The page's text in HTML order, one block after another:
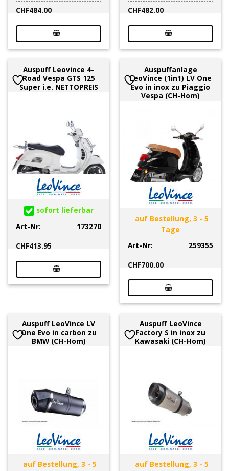
CHF484.00 CHF482.00
Auspuff Leovince 4-
Road Vespa GTS 125
Super i.e. NETTOPREIS
sofort lieferbar
Art-Nr:
173270
CHF413.95
Auspuffanlage
LeoVince (1in1) LV One
Evo in inox zu Piaggio
Vespa (CH-Hom)
auf Bestellung, 3 - 5
Tage
Art-Nr:
259355
CHF700.00
Auspuff LeoVince LV
One Evo in carbon zu
BMW (CH-Hom)
auf Bestellung, 3 - 5
Auspuff LeoVince
Factory S in inox zu
Kawasaki (CH-Hom)
auf Bestellung, 3 - 5